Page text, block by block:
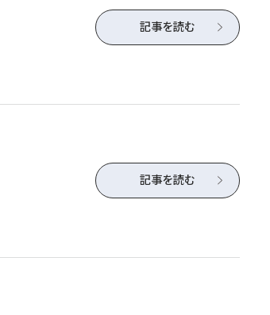
記事を読む
記事を読む